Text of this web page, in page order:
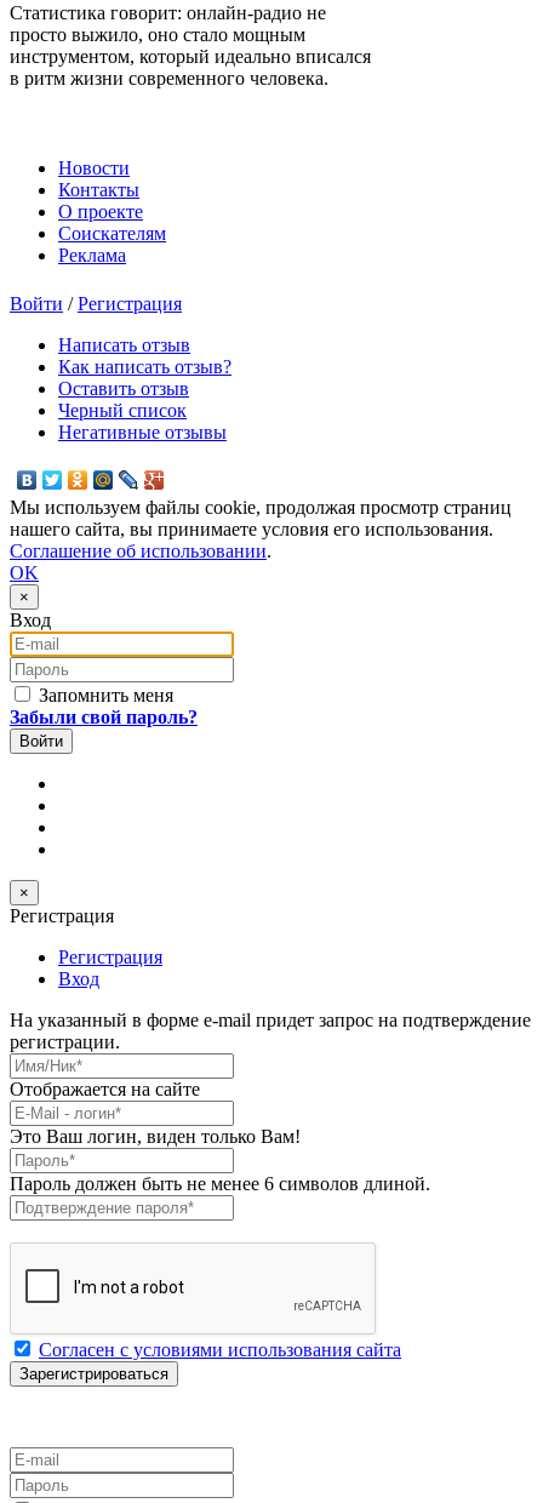
Статистика говорит: онлайн-радио не
просто выжило, оно стало мощным
инструментом, который идеально вписался
в ритм жизни современного человека.
Новости
Контакты
О проекте
Соискателям
Реклама
Войти /Регистрация
Написать отзыв
Как написать отзыв?
Оставить отзыв
Черный список
Негативные отзывы
Мы используем файлы cookie, продолжая просмотр страниц
нашего сайта, вы принимаете условия его использования.
Соглашение об использовании.
OK
×
Вход
E-mail
Пароль
Запомнить меня
Забыли свой пароль?
×
Регистрация
Регистрация
Вход
На указанный в форме e-mail придет запрос на подтверждение
регистрации.
Имя/Ник
Отображается на сайте
E-Mail *
Это Ваш логин, виден только Вам!
Пароль*
Пароль должен быть не менее 6 символов длиной.
Подтверждение пароля
Согласен с условиями использования сайта
E-mail
Пароль